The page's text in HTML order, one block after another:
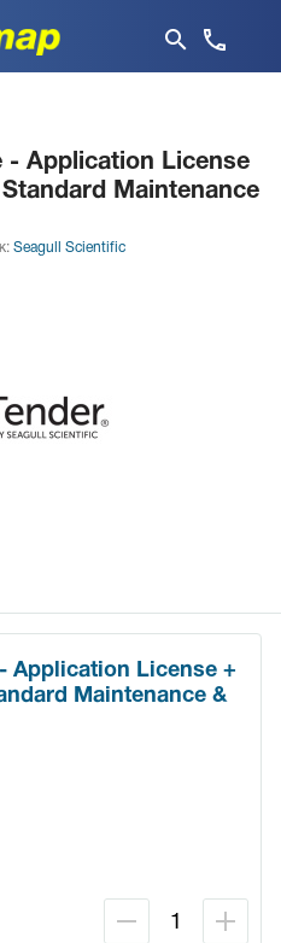
- Application License
Maintenance
Seagull Scientific
Application License +
Maintenance &